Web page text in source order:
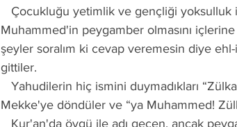
Muhammed'in peygamber olmasını
şeyler soralım ki cevap veremesin diye
gittiler.
Mekke'ye döndüler ve “ya Muhammed!